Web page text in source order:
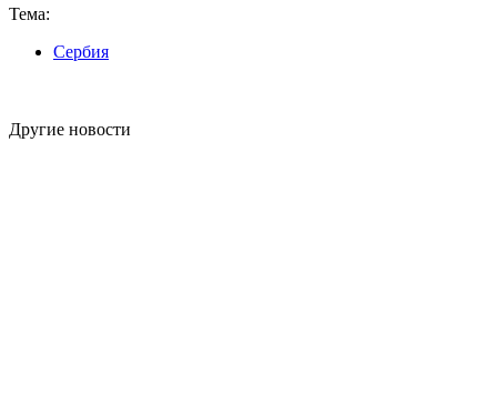
Тема:
Сербия
Другие новости